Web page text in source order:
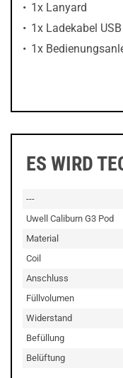
1x Lanyard
1x Ladekabel
1x
ES WIRD
---
Uwell Caliburn G3 Pod
Material
Coil
Anschluss
Füllvolumen
Widerstand
Befüllung
Belüftung